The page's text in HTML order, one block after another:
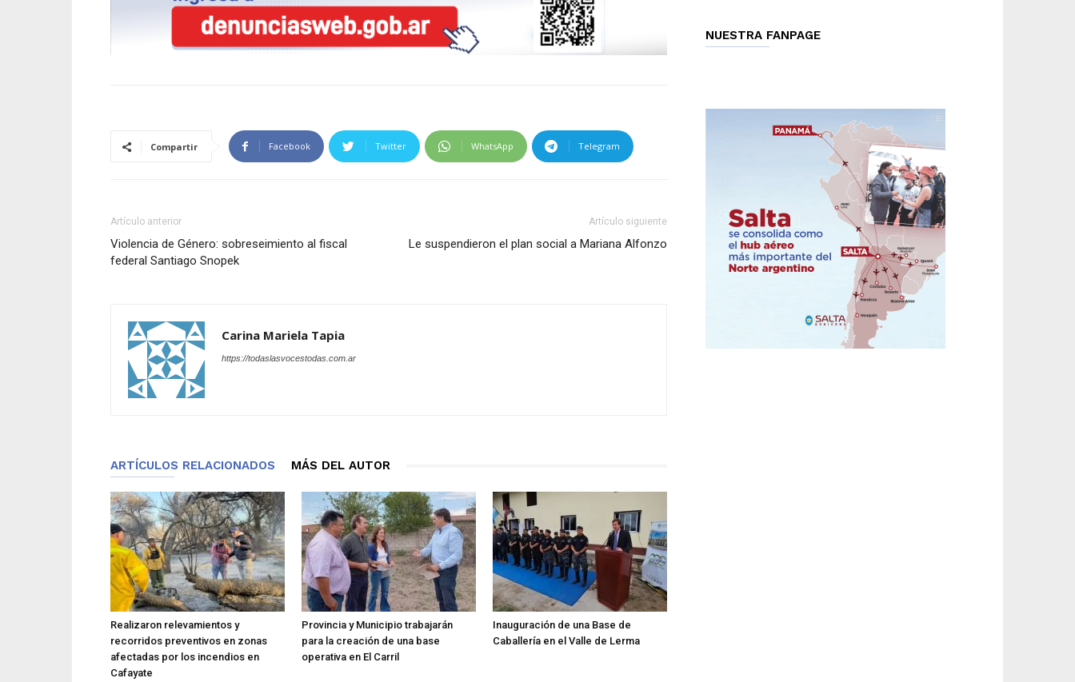
Compartir Facebook Twitter WhatsApp Telegram
Artículo anterior
Violencia de Género: sobreseimiento al fiscal
federal Santiago Snopek
Artículo siguiente
Le suspendieron el plan social a Mariana Alfonzo
Carina Mariela Tapia
https://todaslasvocestodas.com.ar
ARTÍCULOS RELACIONADOS MÁS DEL AUTOR
Realizaron relevamientos y
recorridos preventivos en zonas
afectadas por los incendios en
Cafayate
Provincia y Municipio trabajarán
para la creación de una base
operativa en El Carril
Inauguración de una Base de
Caballería en el Valle de Lerma
NUESTRA FANPAGE